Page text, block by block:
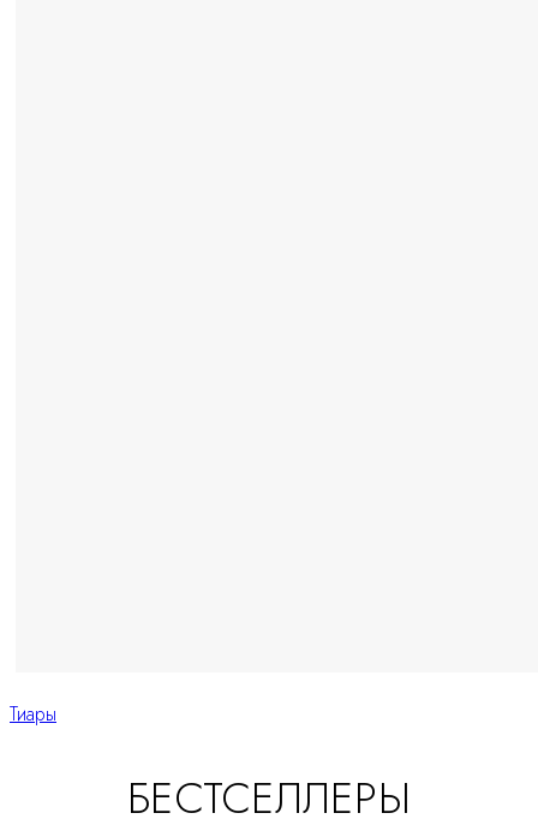
Тиары
БЕСТСЕЛЛЕРЫ